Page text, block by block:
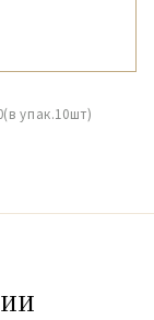
упак.10шт)